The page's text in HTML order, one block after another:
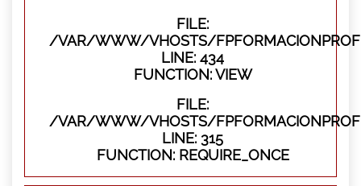
FILE:
/VAR/WWW/VHOSTS/
LINE: 434
FUNCTION: VIEW
FILE:
/VAR/WWW/VHOSTS/
LINE: 315
FUNCTION: REQUIRE_ONCE